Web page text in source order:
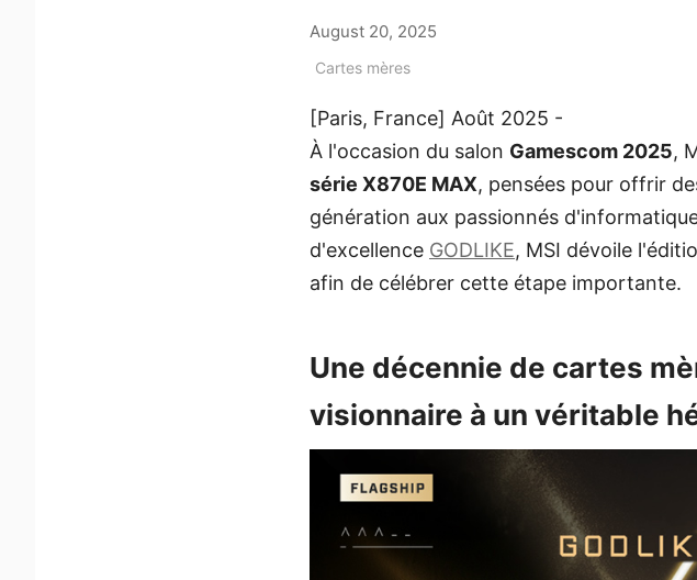
August 20, 2025
Cartes mères
[Paris, France] Août 2025 -
À l'occasion du salon Gamescom 2025,
série X870E MAX, pensées pour offrir
génération aux passionnés
d'excellence GODLIKE, MSI dévoile
afin de célébrer cette étape importante.
Une décennie de cartes
visionnaire à un véritable